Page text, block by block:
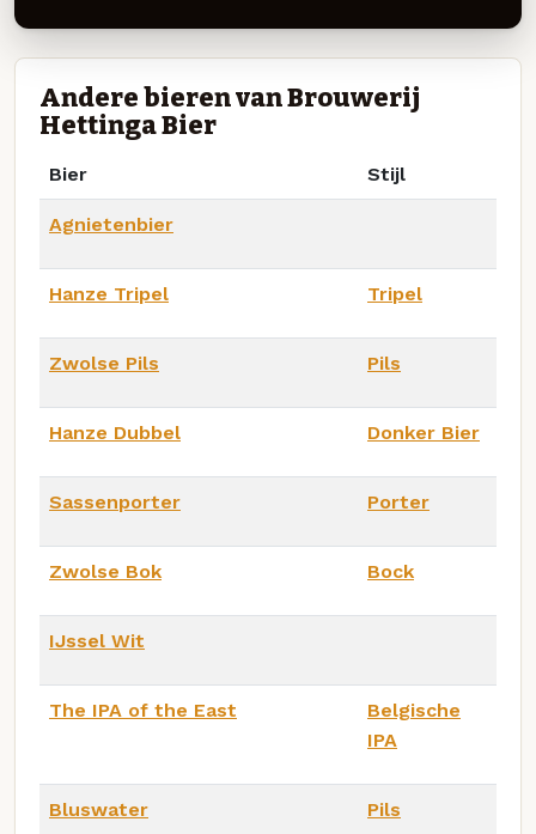
Andere bieren van Brouwerij
Hettinga Bier
Bier Stijl
Agnietenbier
Hanze Tripel Tripel
Zwolse Pils Pils
Hanze Dubbel Donker Bier
Sassenporter Porter
Zwolse Bok Bock
IJssel Wit
The IPA of the East
Belgische
IPA
Bluswater Pils